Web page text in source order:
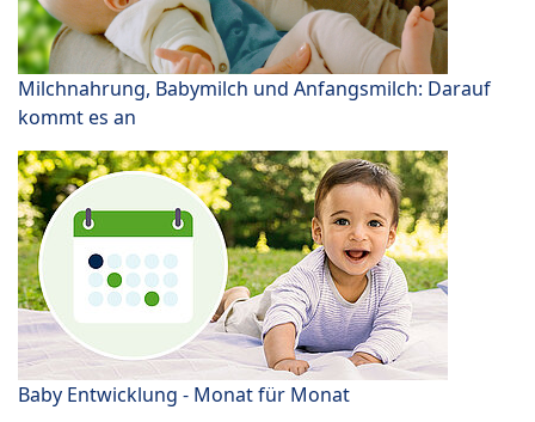
Milchnahrung, Babymilch und Anfangsmilch: Darauf
kommt es an
Baby Entwicklung - Monat für Monat